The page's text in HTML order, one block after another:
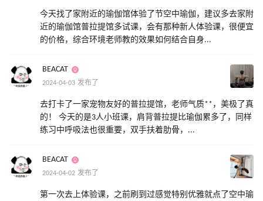
今天找了家附近的瑜伽馆体验了节空中瑜伽，建议多去家附
近的瑜伽馆普拉提馆多试课，会有那种新人体验课，很便宜
的价格，综合环境老师教的效果如何结合自身...
BEACAT
2024-04-03 发布了
去打卡了一家宠物友好的普拉提馆，老师气质**，美极了真
的！ 今天的是3人小班课，肩背普拉提比瑜伽累多了，同样
练习中呼吸法也很重要，双手扶着肋骨，...
BEACAT
2024-04-02 发布了
第一次去上体验课，之前刷到过感觉特别优雅就点了空中瑜